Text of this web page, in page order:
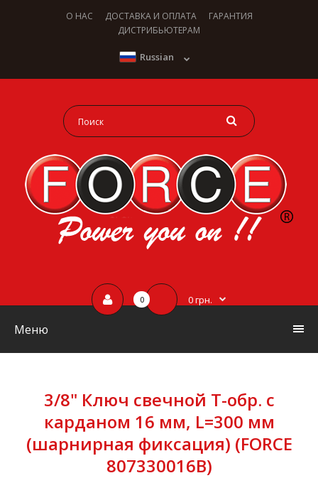
О НАС ДОСТАВКА И ОПЛАТА
ГАРАНТИЯ
ДИСТРИБЬЮТЕРАМ
Russian
0 0 грн.
Меню
3/8" Ключ свечной Т-обр. с
карданом 16 мм, L=300 мм
(шарнирная фиксация) (FORCE
807330016B)